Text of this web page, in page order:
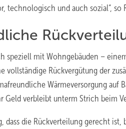
technologisch und auch sozial“, so
speziell mit Wohngebäuden –
vollständige Rückvergütung der
Wärmeversorgung auf
Geld verbleibt unterm Strich beim
dass die Rückverteilung gerecht